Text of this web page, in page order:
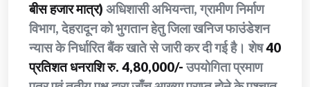
बीस हजार मात्र) अधिशासी अभियन्ता, ग्रामीण निर्माण
विभाग, देहरादून को भुगतान हेतु जिला खनिज फाउंडेशन
न्यास के निर्धारित बैंक खाते से जारी कर दी गई है। शेष40
प्रतिशत धनराशि रु. 4,80,000/-उपयोगिता प्रमाण